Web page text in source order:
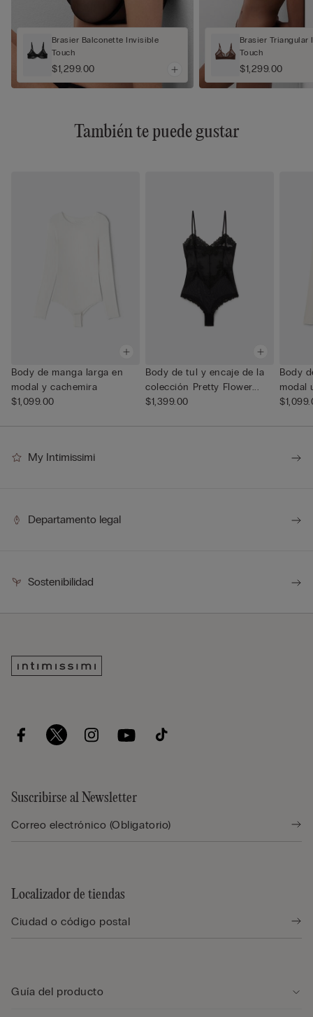
Brasier Balconette Invisible
Touch
$1,299.00
Brasier Triangular
Touch
$1,299.00
También te puede gustar
Body de manga larga en
modal y cachemira
$1,099.00
Body de tul y encaje de la
colección Pretty Flower...
$1,399.00
Body
modal
My Intimissimi
Departamento legal
Sostenibilidad
Suscribirse al Newsletter
Localizador de tiendas
Guía del producto